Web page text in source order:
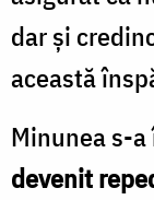
dar și
această
Minunea s-
devenit